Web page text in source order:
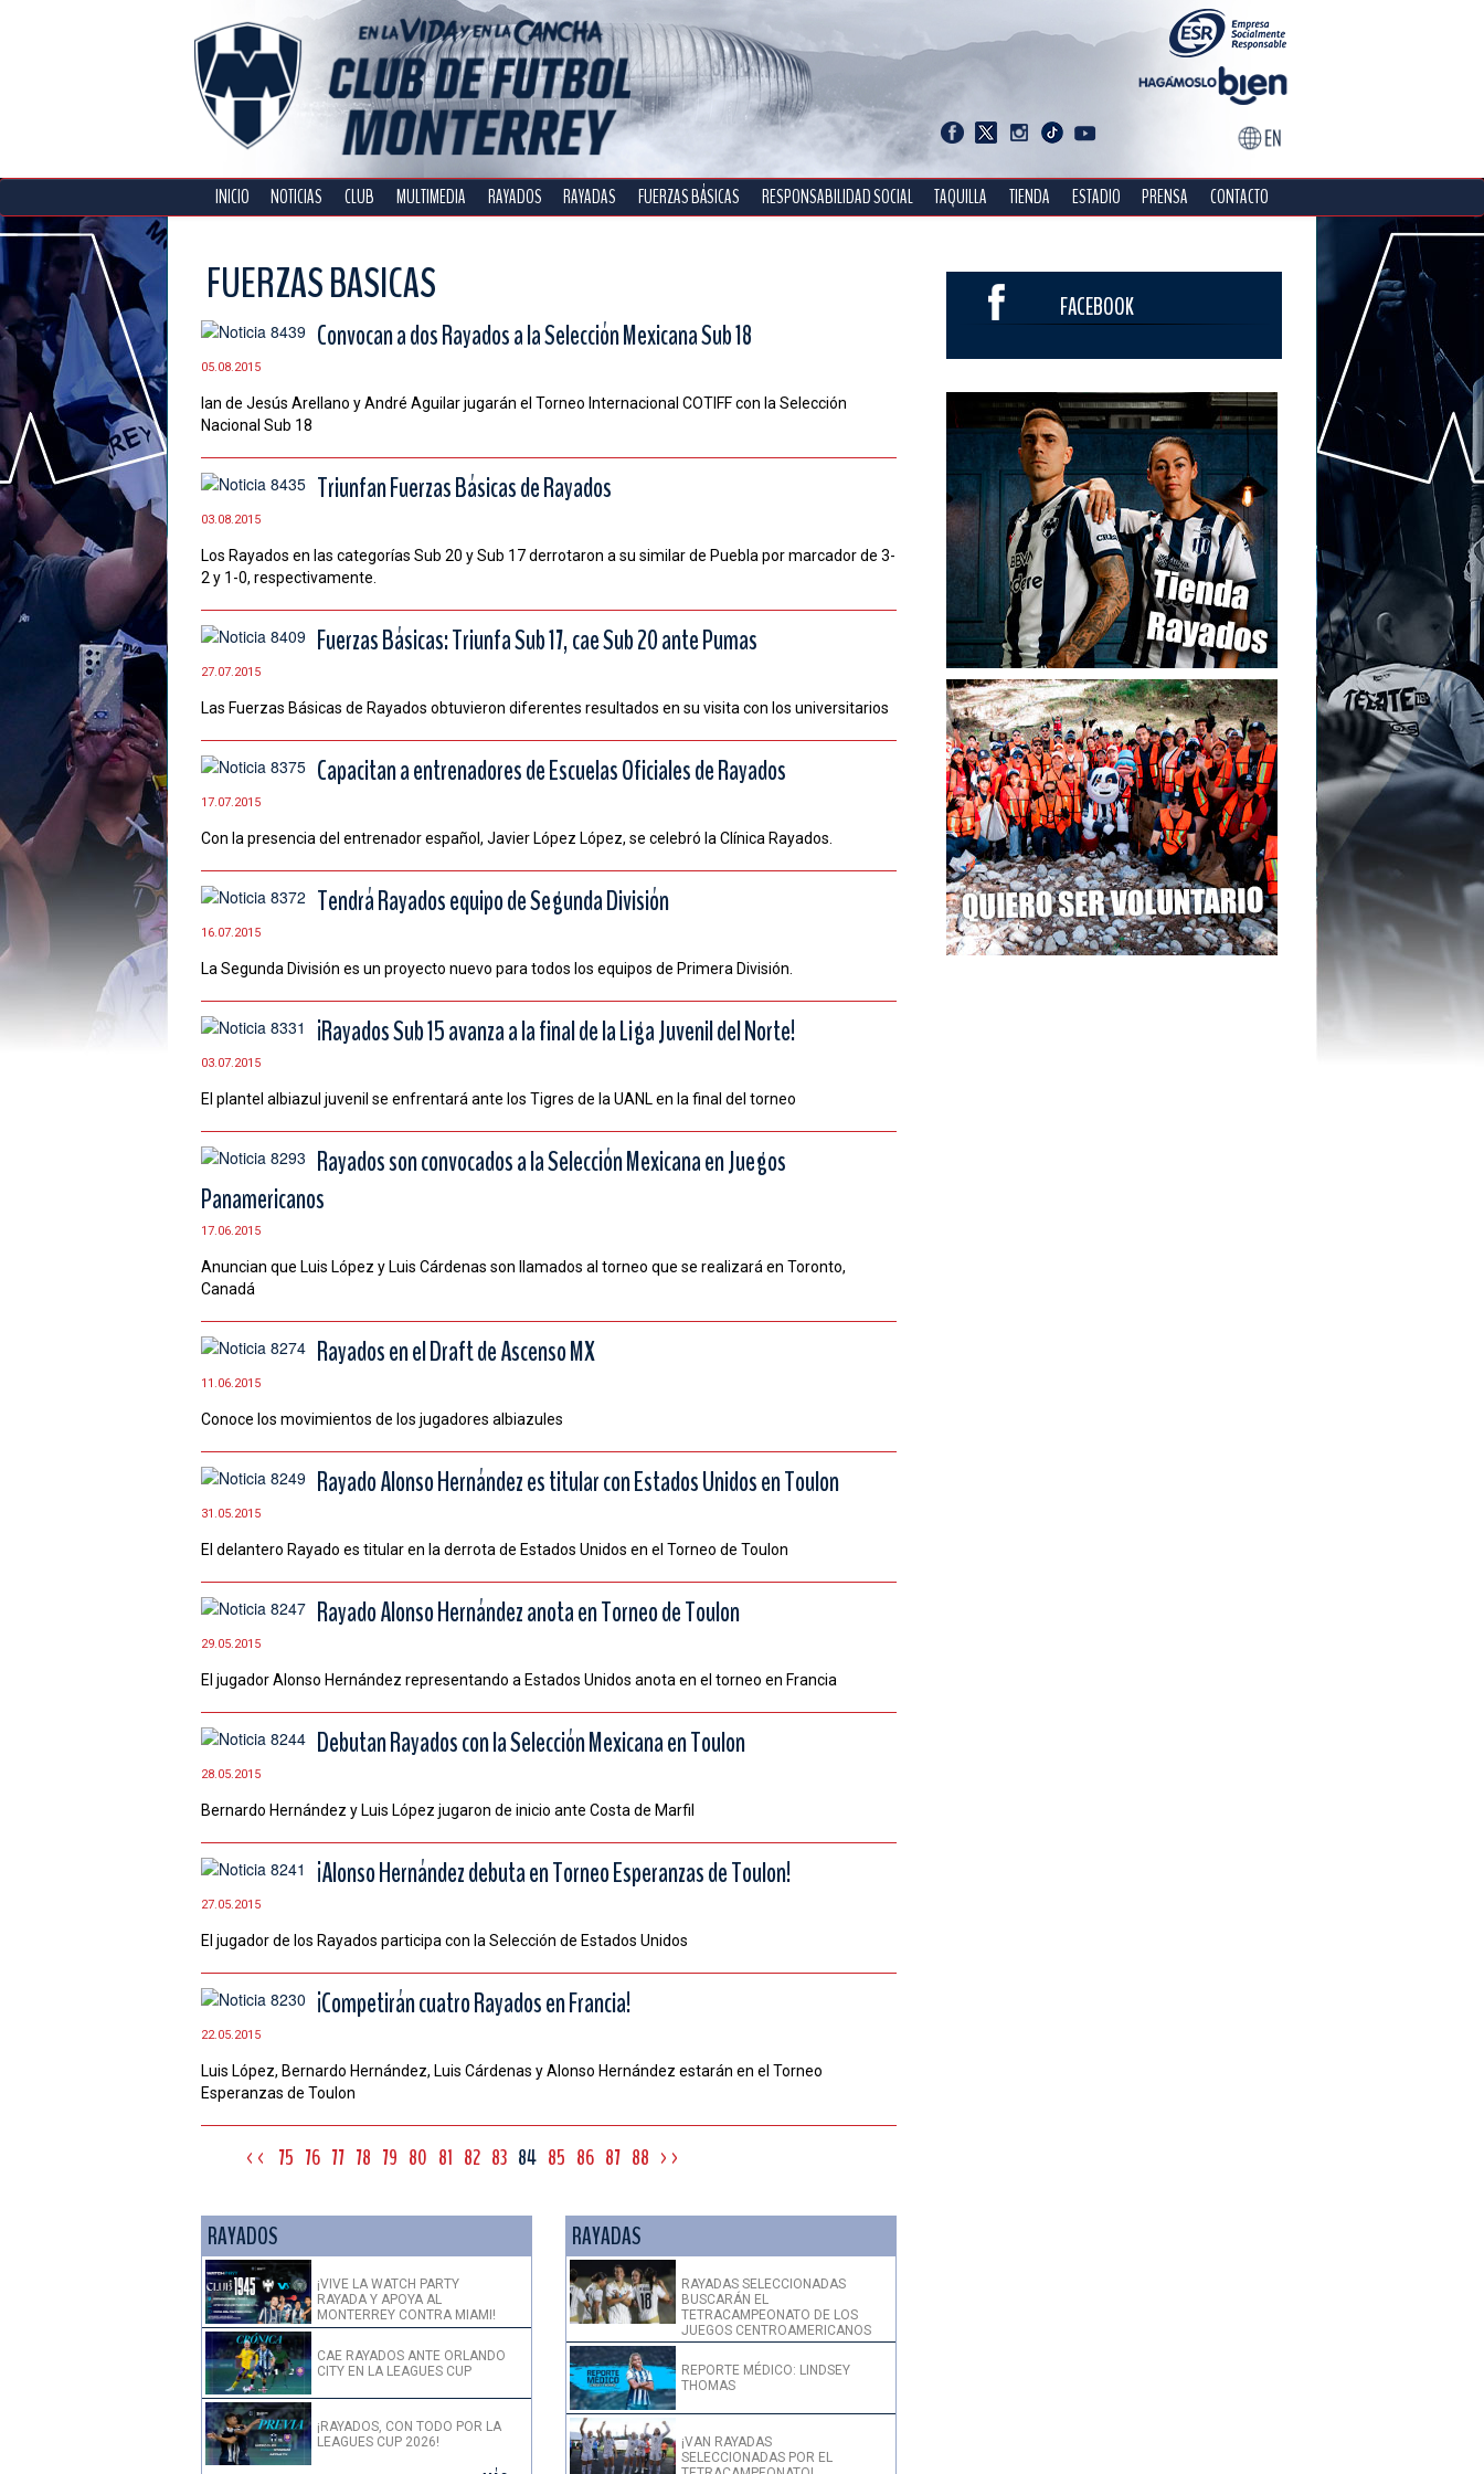
INICIO NOTICIAS CLUB MULTIMEDIA RAYADOS RAYADAS FUERZAS BÁSICAS RESPONSABILIDAD SOCIAL TAQUILLA TIENDA ESTADIO PRENSA CONTACTO
FUERZAS BASICAS
Convocan a dos Rayados a la Selección Mexicana Sub 18
05.08.2015
Ian de Jesús Arellano y André Aguilar jugarán el Torneo Internacional COTIFF con la Selección
Nacional Sub 18
Triunfan Fuerzas Básicas de Rayados
03.08.2015
Los Rayados en las categorías Sub 20 y Sub 17 derrotaron a su similar de Puebla por marcador de 3-
2 y 1-0, respectivamente.
Fuerzas Básicas: Triunfa Sub 17, cae Sub 20 ante Pumas
27.07.2015
Las Fuerzas Básicas de Rayados obtuvieron diferentes resultados en su visita con los universitarios
Capacitan a entrenadores de Escuelas Oficiales de Rayados
17.07.2015
Con la presencia del entrenador español, Javier López López, se celebró la Clínica Rayados.
Tendrá Rayados equipo de Segunda División
16.07.2015
La Segunda División es un proyecto nuevo para todos los equipos de Primera División.
¡Rayados Sub 15 avanza a la final de la Liga Juvenil del Norte!
03.07.2015
El plantel albiazul juvenil se enfrentará ante los Tigres de la UANL en la final del torneo
Rayados son convocados a la Selección Mexicana en Juegos
Panamericanos
17.06.2015
Anuncian que Luis López y Luis Cárdenas son llamados al torneo que se realizará en Toronto,
Canadá
Rayados en el Draft de Ascenso MX
11.06.2015
Conoce los movimientos de los jugadores albiazules
Rayado Alonso Hernández es titular con Estados Unidos en Toulon
31.05.2015
El delantero Rayado es titular en la derrota de Estados Unidos en el Torneo de Toulon
Rayado Alonso Hernández anota en Torneo de Toulon
29.05.2015
El jugador Alonso Hernández representando a Estados Unidos anota en el torneo en Francia
Debutan Rayados con la Selección Mexicana en Toulon
28.05.2015
Bernardo Hernández y Luis López jugaron de inicio ante Costa de Marfil
¡Alonso Hernández debuta en Torneo Esperanzas de Toulon!
27.05.2015
El jugador de los Rayados participa con la Selección de Estados Unidos
¡Competirán cuatro Rayados en Francia!
22.05.2015
Luis López, Bernardo Hernández, Luis Cárdenas y Alonso Hernández estarán en el Torneo
Esperanzas de Toulon
<< 75 76 77 78 79 80 81 82 83 84 85 86 87 88 >>
RAYADOS
¡VIVE LA WATCH PARTY
RAYADA Y APOYA AL
MONTERREY CONTRA MIAMI!
CAE RAYADOS ANTE ORLANDO
CITY EN LA LEAGUES CUP
¡RAYADOS, CON TODO POR LA
LEAGUES CUP 2026!
RAYADAS
RAYADAS SELECCIONADAS
BUSCARÁN EL
TETRACAMPEONATO DE LOS
JUEGOS CENTROAMERICANOS
REPORTE MÉDICO: LINDSEY
THOMAS
¡VAN RAYADAS
SELECCIONADAS POR EL
FACEBOOK